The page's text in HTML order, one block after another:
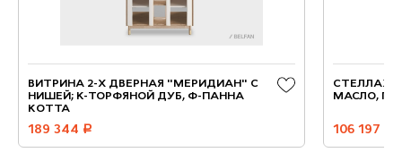
ВИТРИНА 2-Х ДВЕРНАЯ "МЕРИДИАН" С
НИШЕЙ; К-ТОРФЯНОЙ ДУБ, Ф-ПАННА
КОТТА
189 344 руб.
СТЕЛЛАЖ
МАСЛО,
106 197